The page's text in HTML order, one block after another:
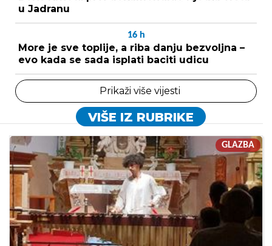
u Jadranu
16 h
More je sve toplije, a riba danju bezvoljna –
evo kada se sada isplati baciti udicu
Prikaži više vijesti
VIŠE IZ RUBRIKE
GLAZBA